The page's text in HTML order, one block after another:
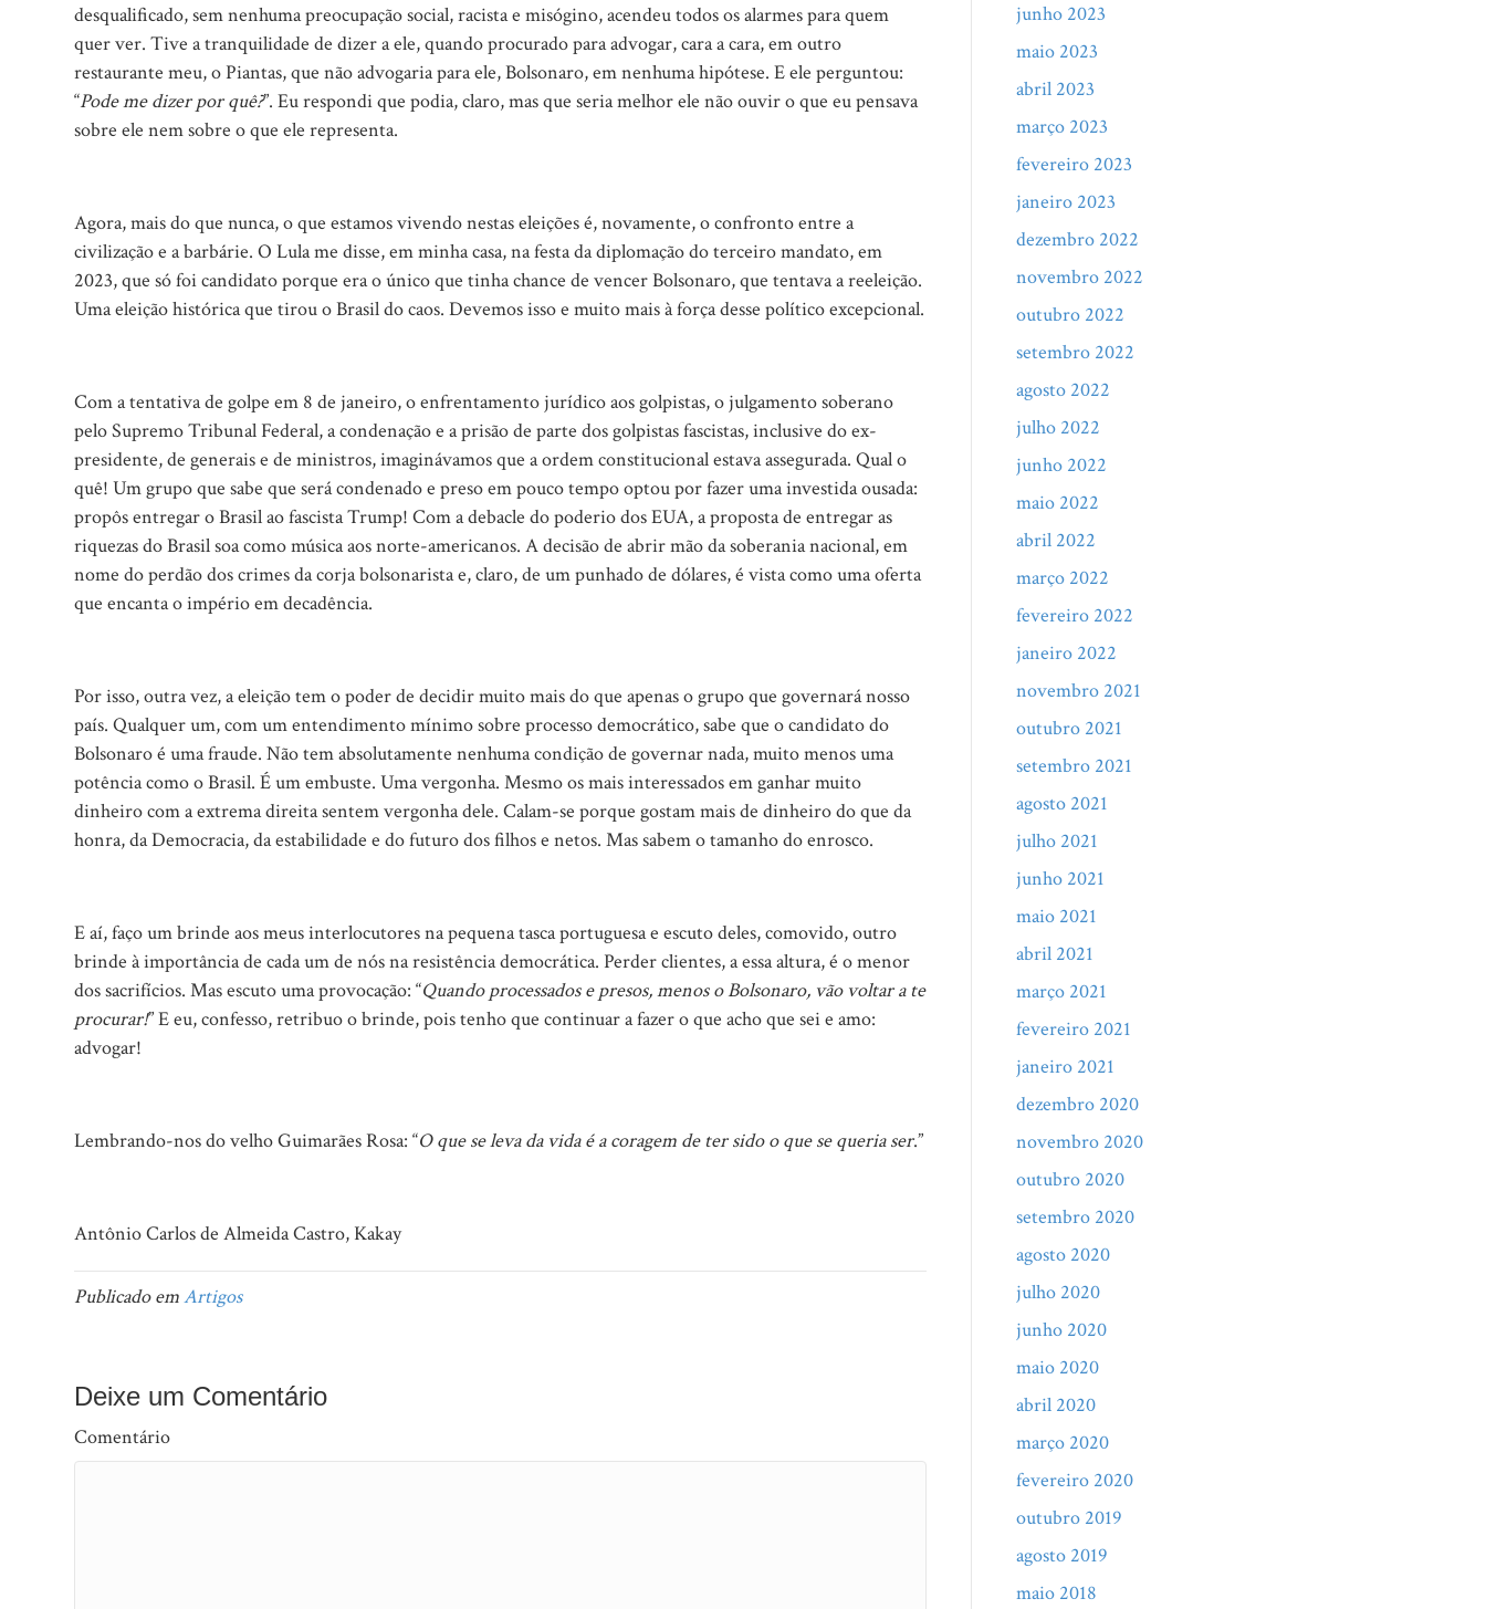
desqualificado, sem nenhuma preocupação social, racista e misógino, acendeu todos os alarmes para quem
quer ver. Tive a tranquilidade de dizer a ele, quando procurado para advogar, cara a cara, em outro
restaurante meu, o Piantas, que não advogaria para ele, Bolsonaro, em nenhuma hipótese. E ele perguntou:
“Pode me dizer por quê?”. Eu respondi que podia, claro, mas que seria melhor ele não ouvir o que eu pensava
sobre ele nem sobre o que ele representa.
Agora, mais do que nunca, o que estamos vivendo nestas eleições é, novamente, o confronto entre a
civilização e a barbárie. O Lula me disse, em minha casa, na festa da diplomação do terceiro mandato, em
2023, que só foi candidato porque era o único que tinha chance de vencer Bolsonaro, que tentava a reeleição.
Uma eleição histórica que tirou o Brasil do caos. Devemos isso e muito mais à força desse político excepcional.
Com a tentativa de golpe em 8 de janeiro, o enfrentamento jurídico aos golpistas, o julgamento soberano
pelo Supremo Tribunal Federal, a condenação e a prisão de parte dos golpistas fascistas, inclusive do ex-
presidente, de generais e de ministros, imaginávamos que a ordem constitucional estava assegurada. Qual o
quê! Um grupo que sabe que será condenado e preso em pouco tempo optou por fazer uma investida ousada:
propôs entregar o Brasil ao fascista Trump! Com a debacle do poderio dos EUA, a proposta de entregar as
riquezas do Brasil soa como música aos norte-americanos. A decisão de abrir mão da soberania nacional, em
nome do perdão dos crimes da corja bolsonarista e, claro, de um punhado de dólares, é vista como uma oferta
que encanta o império em decadência.
Por isso, outra vez, a eleição tem o poder de decidir muito mais do que apenas o grupo que governará nosso
país. Qualquer um, com um entendimento mínimo sobre processo democrático, sabe que o candidato do
Bolsonaro é uma fraude. Não tem absolutamente nenhuma condição de governar nada, muito menos uma
potência como o Brasil. É um embuste. Uma vergonha. Mesmo os mais interessados em ganhar muito
dinheiro com a extrema direita sentem vergonha dele. Calam-se porque gostam mais de dinheiro do que da
honra, da Democracia, da estabilidade e do futuro dos filhos e netos. Mas sabem o tamanho do enrosco.
E aí, faço um brinde aos meus interlocutores na pequena tasca portuguesa e escuto deles, comovido, outro
brinde à importância de cada um de nós na resistência democrática. Perder clientes, a essa altura, é o menor
dos sacrifícios. Mas escuto uma provocação: “Quando processados e presos, menos o Bolsonaro, vão voltar a te
procurar!” E eu, confesso, retribuo o brinde, pois tenho que continuar a fazer o que acho que sei e amo:
advogar!
Lembrando-nos do velho Guimarães Rosa: “O que se leva da vida é a coragem de ter sido o que se queria ser.”
Antônio Carlos de Almeida Castro, Kakay
Publicado emArtigos
Deixe um Comentário
Comentário
junho 2023
maio 2023
abril 2023
março 2023
fevereiro 2023
janeiro 2023
dezembro 2022
novembro 2022
outubro 2022
setembro 2022
agosto 2022
julho 2022
junho 2022
maio 2022
abril 2022
março 2022
fevereiro 2022
janeiro 2022
novembro 2021
outubro 2021
setembro 2021
agosto 2021
julho 2021
junho 2021
maio 2021
abril 2021
março 2021
fevereiro 2021
janeiro 2021
dezembro 2020
novembro 2020
outubro 2020
setembro 2020
agosto 2020
julho 2020
junho 2020
maio 2020
abril 2020
março 2020
fevereiro 2020
outubro 2019
agosto 2019
maio 2018